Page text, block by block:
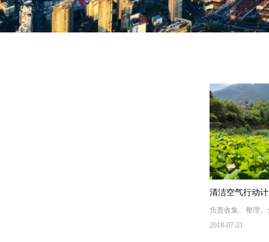
清洁空气行动
查项目
负责收集、整理
部门、企事业单
2018-07-21